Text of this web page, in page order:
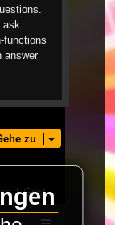
ask
functions
answer
zu
1 Gast